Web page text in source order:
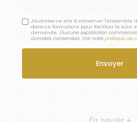
J'autorise ce site à conserver l'ensemble
dans ce formulaire pour faciliter le suivi
demande. (Aucune exploitation
données conservées. Voir notrepolitique de